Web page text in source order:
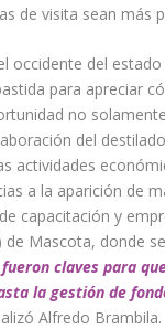
de visita sean más
occidente del
para apreciar
no
del
actividades
a la aparición de
capacitación y
Mascota, donde
fueron claves para
la gestión de
Alfredo